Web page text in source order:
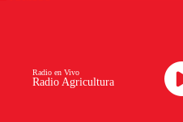
Radio Agricultura
Radio en Vivo